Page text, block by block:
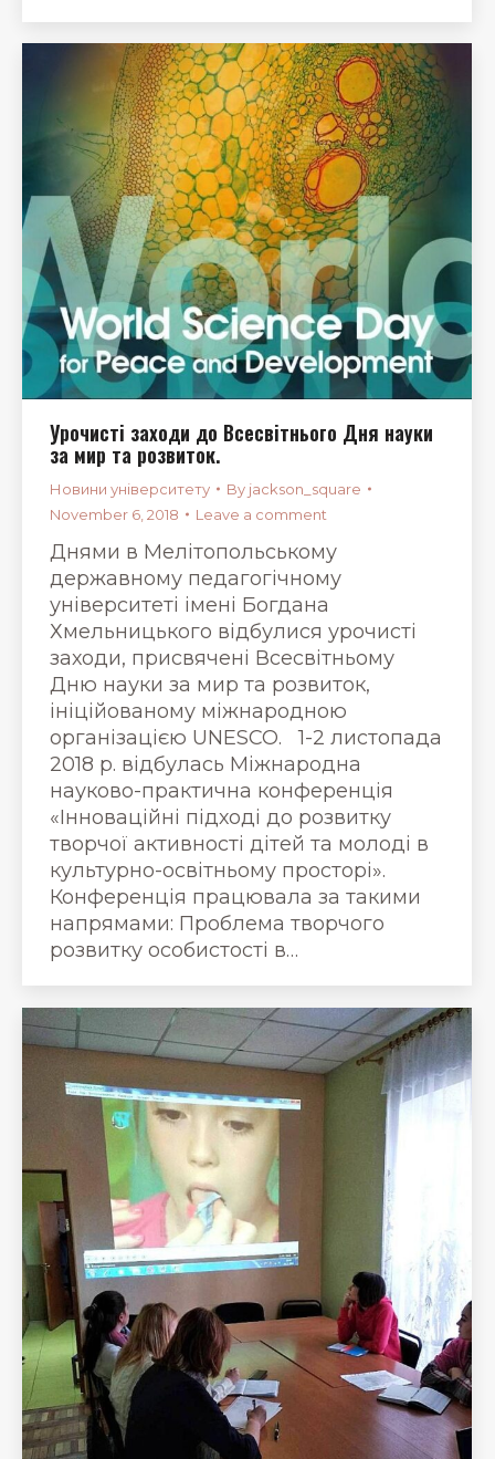
Урочисті заходи до Всесвітнього Дня науки
за мир та розвиток.
Новини університету By jackson_square
November 6, 2018
Leave a comment
Днями в Мелітопольському
державному педагогічному
університеті імені Богдана
Хмельницького відбулися урочисті
заходи, присвячені Всесвітньому
Дню науки за мир та розвиток,
ініційованому міжнародною
організацією UNESCO. 1-2 листопада
2018 р. відбулась Міжнародна
науково-практична конференція
«Інноваційні підході до розвитку
творчої активності дітей та молоді в
культурно-освітньому просторі».
Конференція працювала за такими
напрямами: Проблема творчого
розвитку особистості в…